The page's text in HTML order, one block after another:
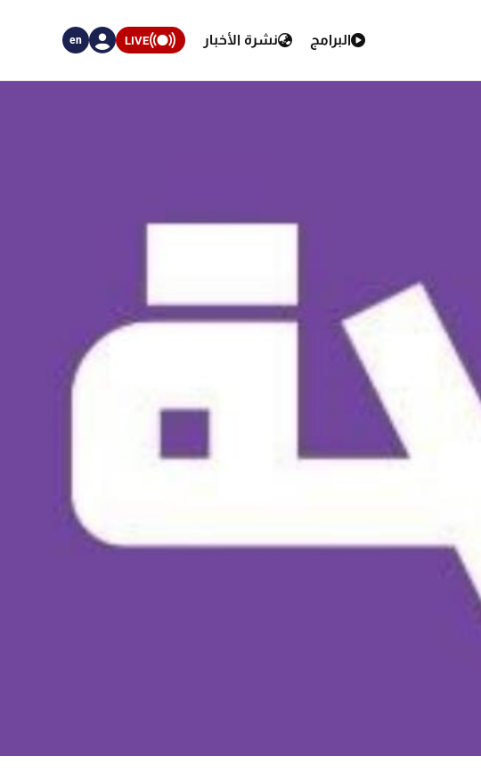
البرامج نشرة الأخبار LIVE
en